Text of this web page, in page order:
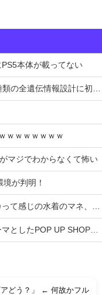
本体が載ってない
全遺伝情報設計に初成功
ｗｗｗｗｗｗｗ
マジでわからなくて怖い
が判明！
ファエ口、セッシュウへの反応！！！
UP SHOPが東京・大阪にて開催
ｗｗｗｗｗｗｗｗｗ
アどう？」 ← 何故かフル